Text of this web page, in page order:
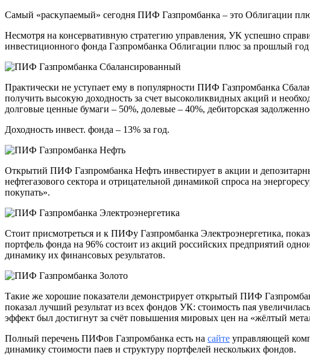
Самый «раскупаемый» сегодня ПИФ Газпромбанка – это Облигации
Несмотря на консервативную стратегию управления, УК успешно
инвестиционного фонда Газпромбанка Облигации плюс за прошлый
Практически не уступает ему в популярности ПИФ Газпромбанка
получить высокую доходность за счет высоколиквидных акций и
долговые ценные бумаги – 50%, долевые – 40%, дебиторская
Доходность инвест. фонда – 13% за год.
Открытий ПИФ Газпромбанка Нефть инвестирует в акции и
нефтегазового сектора и отрицательной динамикой спроса на
покупать».
Стоит присмотреться и к ПИФу Газпромбанка Электроэнергетика,
портфель фонда на 96% состоит из акций российских предприятий
динамику их финансовых результатов.
Такие же хорошие показатели демонстрирует открытый ПИФ
показал лучший результат из всех фондов УК: стоимость пая
эффект был достигнут за счёт повышения мировых цен на «жёлтый
Полный перечень ПИФов Газпромбанка есть на сайте управляющей
динамику стоимости паев и структуру портфелей нескольких фондов.